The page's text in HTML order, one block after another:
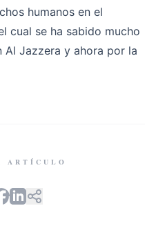
humanos en el
cual se ha sabido mucho
Al Jazzera y ahora por la
ARTÍCULO